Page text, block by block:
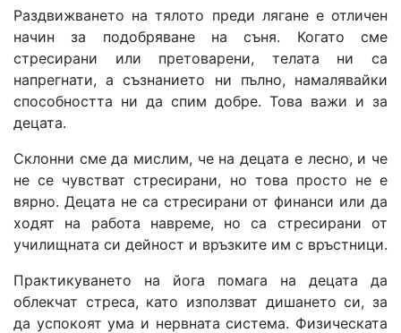
Раздвижването на тялото преди лягане е отличен
начин за подобряване на съня. Когато сме
стресирани или претоварени, телата ни са
напрегнати, а съзнанието ни пълно, намалявайки
способността ни да спим добре. Това важи и за
децата.
Склонни сме да мислим, че на децата е лесно, и че
не се чувстват стресирани, но това просто не е
вярно. Децата не са стресирани от финанси или да
ходят на работа навреме, но са стресирани от
училищната си дейност и връзките им с връстници.
Практикуването на йога помага на децата да
облекчат стреса, като използват дишането си, за
да успокоят ума и нервната система. Физическата